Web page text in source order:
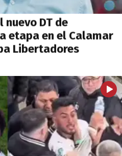
DT de
etapa en el Calamar
Libertadores